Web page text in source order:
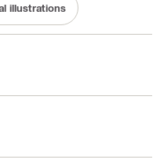
illustrations